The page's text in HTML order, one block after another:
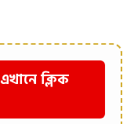
ক্লিক